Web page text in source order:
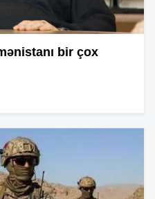
bir çox